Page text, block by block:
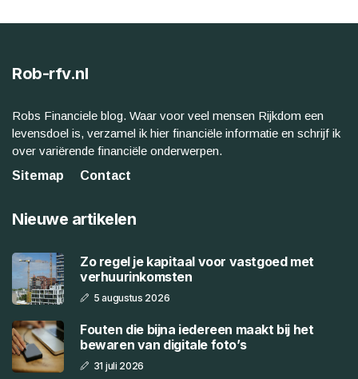
Rob-rfv.nl
Robs Financiele blog. Waar voor veel mensen Rijkdom een
levensdoel is, verzamel ik hier financiële informatie en schrijf ik
over variërende financiële onderwerpen.
Sitemap
Contact
Nieuwe artikelen
Zo regel je kapitaal voor vastgoed met
verhuurinkomsten
5 augustus 2026
Fouten die bijna iedereen maakt bij het
bewaren van digitale foto’s
31 juli 2026